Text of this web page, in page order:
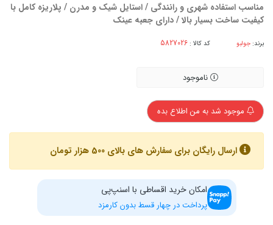
مناسب استفاده شهری و رانندگی / استایل شیک و مدرن / پلاریزه کامل با
کیفیت ساخت بسیار بالا / دارای جعبه عینک
برند: جولبو کد کالا :
ناموجود
موجود شد به من اطلاع بده
ارسال رایگان برای سفارش های بالای 500 هزار تومان
امکان خرید اقساطی با اسنپ‌پی
پرداخت در چهار قسط بدون کارمزد